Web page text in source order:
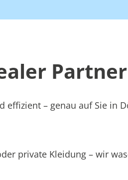
– genau auf Sie in
private Kleidung – wir